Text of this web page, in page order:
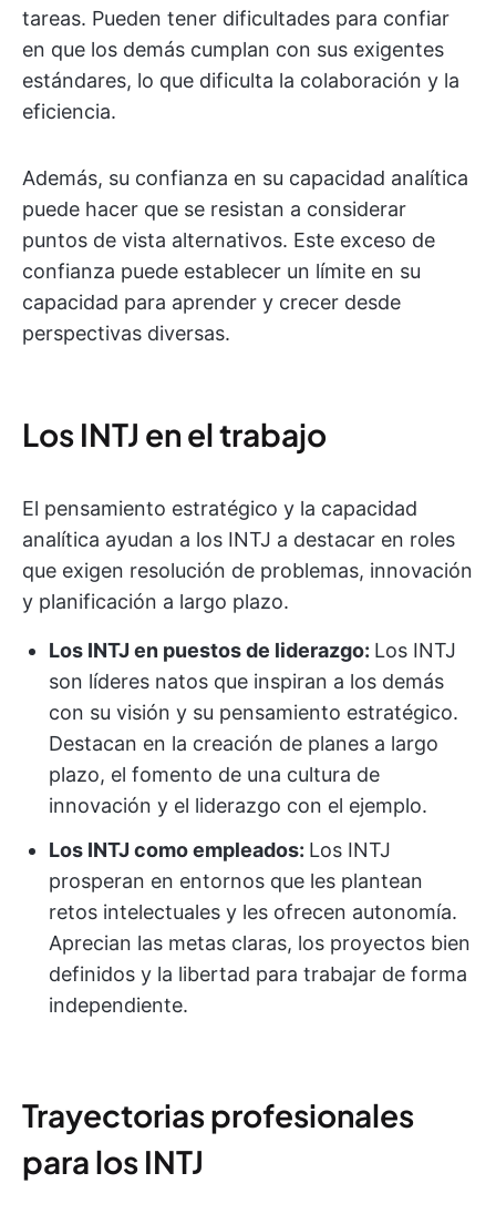
tareas. Pueden tener dificultades para confiar
en que los demás cumplan con sus exigentes
estándares, lo que dificulta la colaboración y la
eficiencia.
Además, su confianza en su capacidad analítica
puede hacer que se resistan a considerar
puntos de vista alternativos. Este exceso de
confianza puede establecer un límite en su
capacidad para aprender y crecer desde
perspectivas diversas.
Los INTJ en el trabajo
El pensamiento estratégico y la capacidad
analítica ayudan a los INTJ a destacar en roles
que exigen resolución de problemas, innovación
y planificación a largo plazo.
Los INTJ en puestos de liderazgo: Los INTJ
son líderes natos que inspiran a los demás
con su visión y su pensamiento estratégico.
Destacan en la creación de planes a largo
plazo, el fomento de una cultura de
innovación y el liderazgo con el ejemplo.
Los INTJ como empleados: Los INTJ
prosperan en entornos que les plantean
retos intelectuales y les ofrecen autonomía.
Aprecian las metas claras, los proyectos bien
definidos y la libertad para trabajar de forma
independiente.
Trayectorias profesionales
para los INTJ